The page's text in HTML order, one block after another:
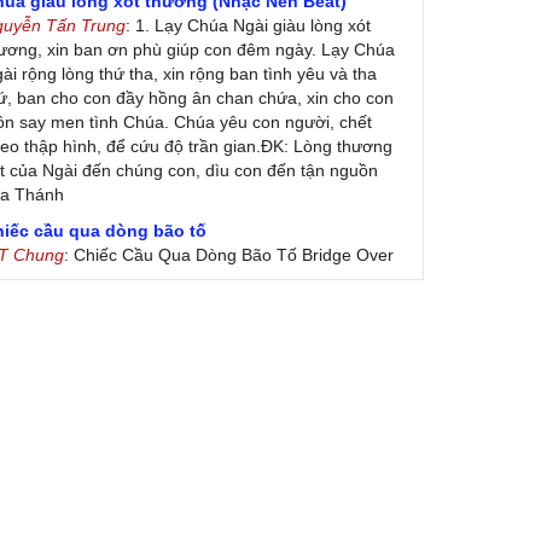
Tấn Trung: 1. Lạy Chúa Ngài giàu lòng xót
xin ban ơn phù giúp con đêm ngày. Lạy Chúa
rộng lòng thứ tha, xin rộng ban tình yêu và tha
ban cho con đầy hồng ân chan chứa, xin cho con
say men tình Chúa. Chúa yêu con người, chết
thập hình, để cứu độ trần gian.ĐK: Lòng thương
của Ngài đến chúng con, dìu con đến tận nguồn
Thánh
cầu qua dòng bão tố
Chung: Chiếc Cầu Qua Dòng Bão Tố Bridge Over
Water by Simon & Garfunkel (Released